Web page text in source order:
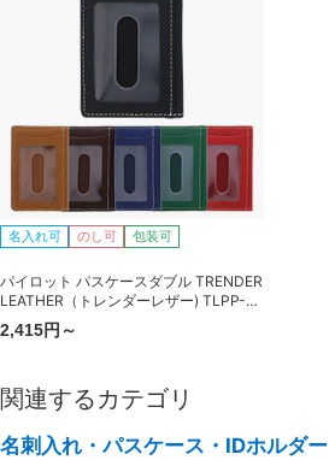
名入れ可 のし可 包装可
パイロット パスケースダブル TRENDER
LEATHER（トレンダーレザー) TLPP-
05W
2,415円～
関連するカテゴリ
名刺入れ・パスケース・IDホルダー